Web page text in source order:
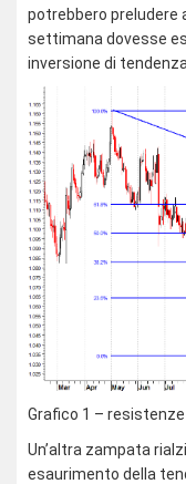
potrebbero preludere
settimana dovesse
inversione di tendenza.
Grafico 1 – resistenze
Un’altra zampata
esaurimento della